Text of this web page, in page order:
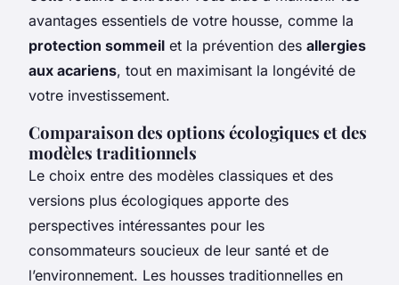
avantages essentiels de votre housse, comme la
protection sommeil et la prévention des allergies
aux acariens, tout en maximisant la longévité de
votre investissement.
Comparaison des options écologiques et des
modèles traditionnels
Le choix entre des modèles classiques et des
versions plus écologiques apporte des
perspectives intéressantes pour les
consommateurs soucieux de leur santé et de
l’environnement. Les housses traditionnelles en